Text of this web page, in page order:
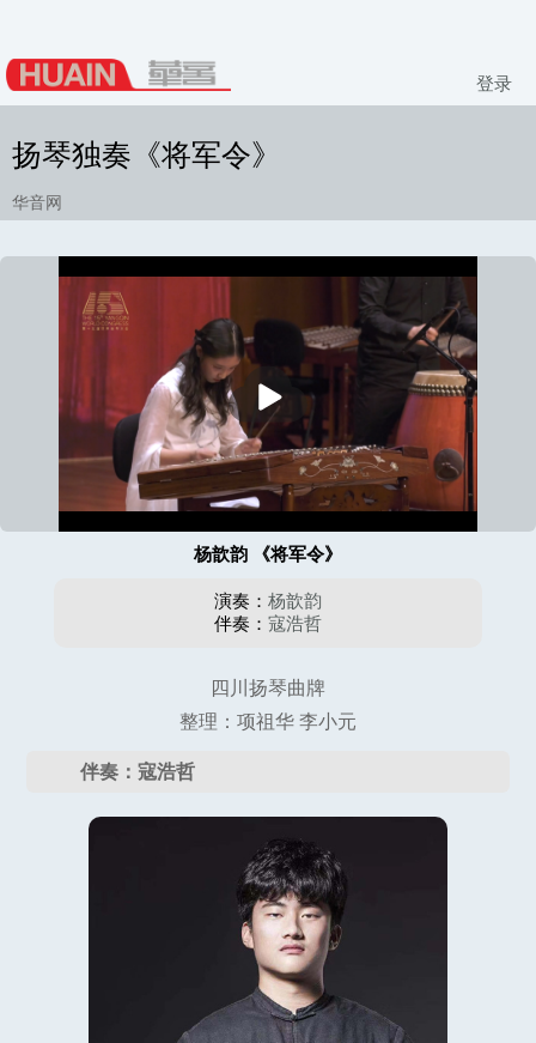
登录
扬琴独奏《将军令》
华音网
放
杨歆韵 《将军令》
演奏： 杨歆韵
伴奏： 寇浩哲
四川扬琴曲牌
整理：项祖华 李小元
伴奏：寇浩哲